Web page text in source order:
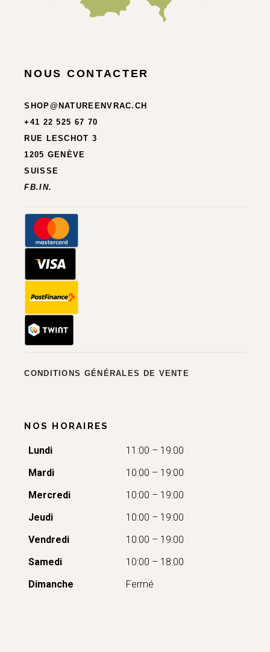
NOUS CONTACTER
SHOP@NATUREENVRAC.CH
+41 22 525 67 70
RUE LESCHOT 3
1205 GENÈVE
SUISSE
FB.IN.
CONDITIONS GÉNÉRALES DE VENTE
NOS HORAIRES
Lundi
11:00 – 19:00
Mardi
10:00 – 19:00
Mercredi
10:00 – 19:00
Jeudi
10:00 – 19:00
Vendredi
10:00 – 19:00
Samedi
10:00 – 18:00
Dimanche
Fermé